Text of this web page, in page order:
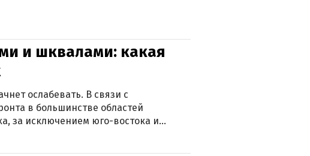
и шквалами: какая
ослабевать. В связи с
в большинстве областей
за исключением юго-востока и